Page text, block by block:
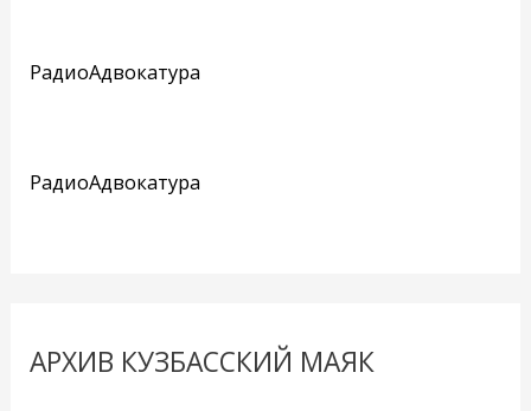
РадиоАдвокатура
РадиоАдвокатура
АРХИВ КУЗБАССКИЙ МАЯК